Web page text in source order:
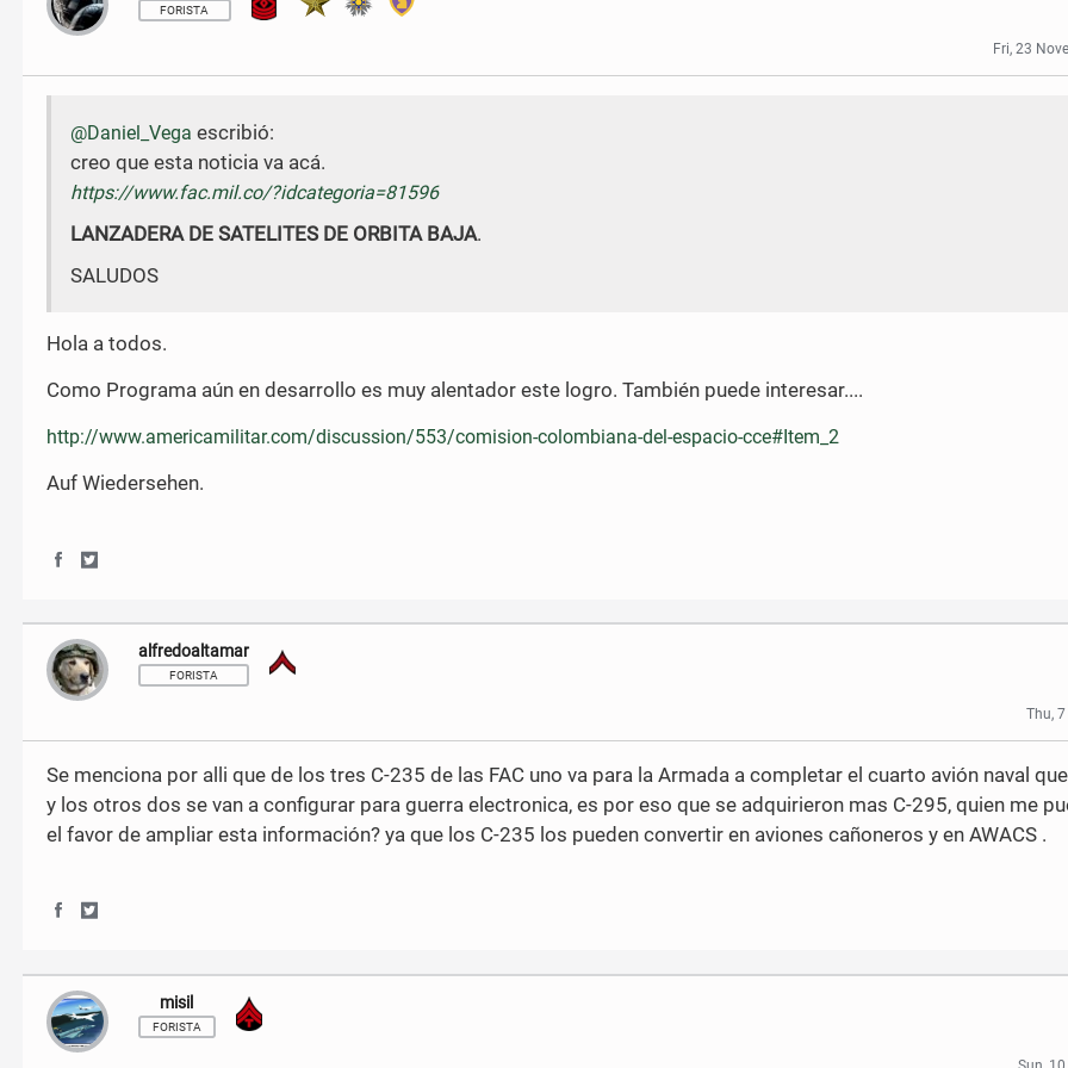
o
n
a
c
o
n
w
t
e
FORISTA
Fri, 23
@Daniel_Vega escribió:
creo que esta noticia va acá.
https://www.fac.mil.co/?idcategoria=81596
LANZADERA DE SATELITES DE ORBITA BAJA.
SALUDOS
Hola a todos.
Como Programa aún en desarrollo es muy alentador este logro. También puede interesar....
http://www.americamilitar.com/discussion/553/comision-colombiana-del-espacio-cce#Item_2
Auf Wiedersehen.
S
e
o
n
a
e
b
o
S
e
o
n
w
t
t
r
alfredoaltamar
FORISTA
Thu,
Se menciona por alli que de los tres C-235 de las FAC uno va para la Armada a completar el cuarto avión naval
y los otros dos se van a configurar para guerra electronica, es por eso que se adquirieron mas C-295, quien me
el favor de ampliar esta información? ya que los C-235 los pueden convertir en aviones cañoneros y en AWACS .
S
e
o
n
S
e
o
n
misil
FORISTA